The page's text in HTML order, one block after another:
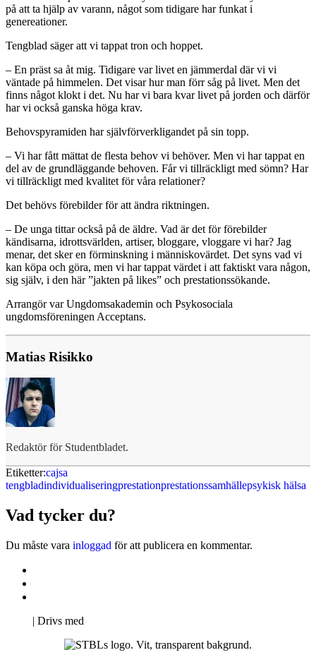
på att ta hjälp av varann, något som tidigare har funkat i
genereationer.
Tengblad säger att vi tappat tron och hoppet.
– En präst sa åt mig. Tidigare var livet en jämmerdal där vi vi
väntade på himmelen. Det visar hur man förr såg på livet. Men det
finns något klokt i det. Nu har vi bara kvar livet på jorden och därför
har vi också ganska höga krav.
Behovspyramiden har självförverkligandet på sin topp.
– Vi har fått mättat de flesta behov vi behöver. Men vi har tappat en
del av de grundläggande behoven. Får vi tillräckligt med sömn? Har
vi tillräckligt med kvalitet för våra relationer?
Det behövs förebilder för att ändra riktningen.
– De unga tittar också på de äldre. Vad är det för förebilder
kändisarna, idrottsvärlden, artiser, bloggare, vloggare vi har? Jag
menar, det sker en förminskning i människovärdet. Det syns vad vi
kan köpa och göra, men vi har tappat värdet i att faktiskt vara någon,
sig själv, i den här ”jakten på likes” och prestationssökande.
Arrangör varUngdomsakademin och Psykosociala
ungdomsföreningen Acceptans.
Matias Risikko
Redaktör för Studentbladet.
Etiketter:cajsa
tengbladindividualiseringprestationprestationssamhällepsykisk hälsa
Vad tycker du?
Du måste vara inloggad för att publicera en kommentar.
| Drivs med